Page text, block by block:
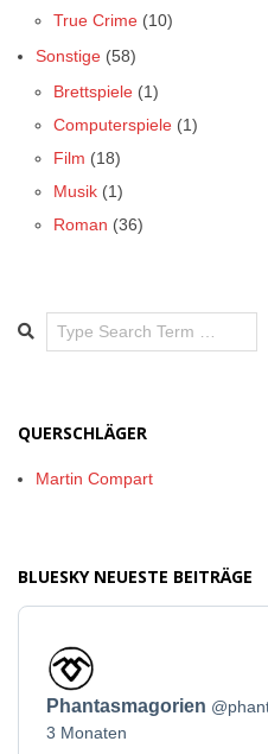
True Crime (10)
Sonstige (58)
Brettspiele (1)
Computerspiele (1)
Film (18)
Musik (1)
Roman (36)
Search
QUERSCHLÄGER
Martin Compart
BLUESKY NEUESTE BEITRÄGE
Beitrag
von
Phantasmagorien
auf
Bluesky
Phantasmagorien
3 Monaten